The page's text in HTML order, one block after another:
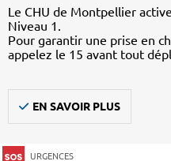
Le CHU de Montpellier
Niveau 1.
Pour garantir une prise en
appelez le 15 avant tout
EN SAVOIR PLUS
URGENCES